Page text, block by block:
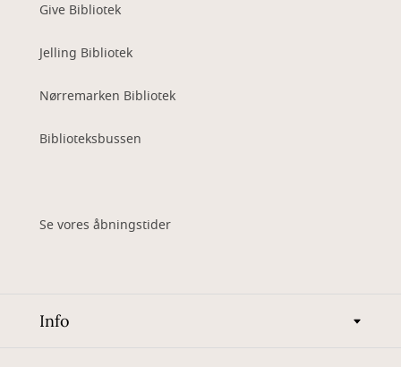
Give Bibliotek
Jelling Bibliotek
Nørremarken Bibliotek
Biblioteksbussen
Se vores åbningstider
Info